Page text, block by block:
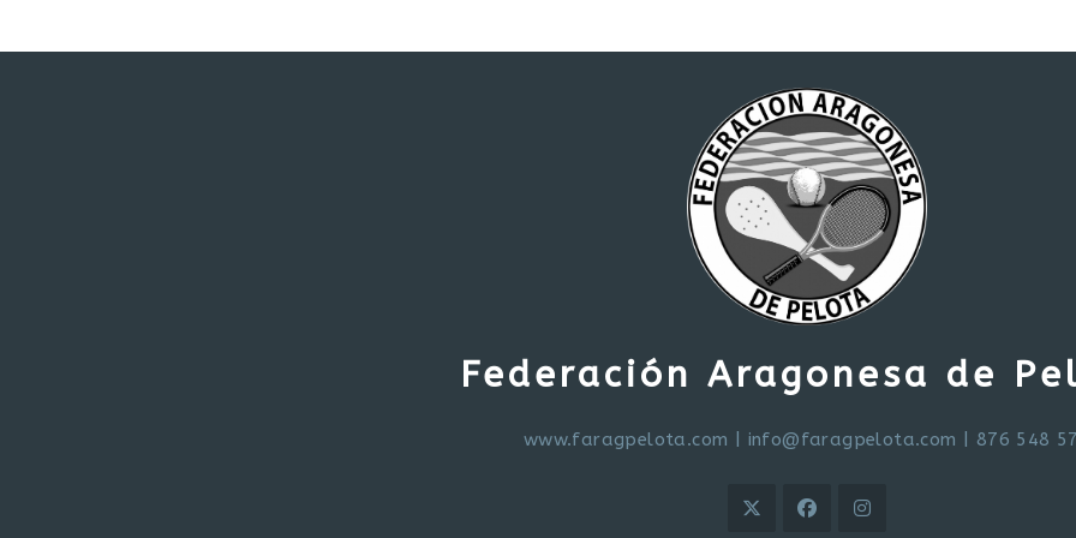
Federación Aragonesa de
www.faragpelota.com info@faragpelota.com | 876 548